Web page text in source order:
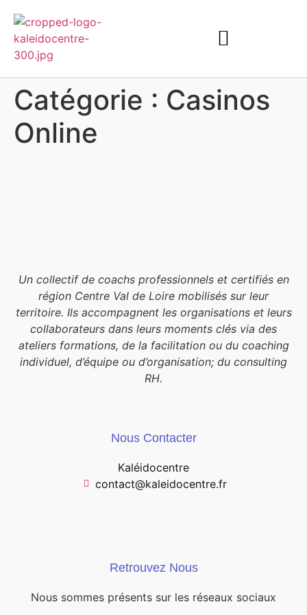
Catégorie : Casinos
Online
Un collectif de coachs professionnels et certifiés en
région Centre Val de Loire mobilisés sur leur
territoire. Ils accompagnent les organisations et leurs
collaborateurs dans leurs moments clés via des
ateliers formations, de la facilitation ou du coaching
individuel, d’équipe ou d’organisation; du consulting
RH.
Nous Contacter
Kaléidocentre
contact@kaleidocentre.fr
Retrouvez Nous
Nous sommes présents sur les réseaux sociaux